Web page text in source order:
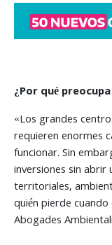
¿Por qué
«Los grandes
requieren enormes
funcionar. Sin
inversiones sin abrir
territoriales,
quién pierde
Abogades